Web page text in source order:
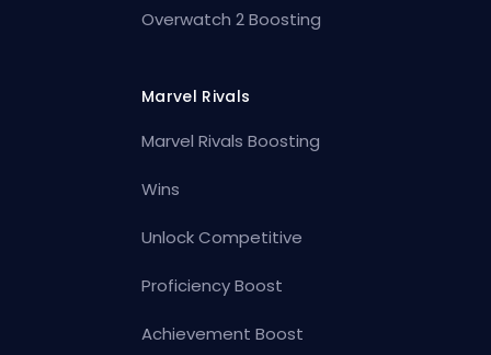
Overwatch 2 Boosting
Marvel Rivals
Marvel Rivals Boosting
Wins
Unlock Competitive
Proficiency Boost
Achievement Boost